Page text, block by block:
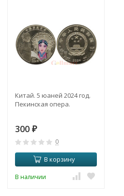
Китай. 5 юаней 2024 год.
Пекинская опера.
300 ₽
0
В корзину
В наличии